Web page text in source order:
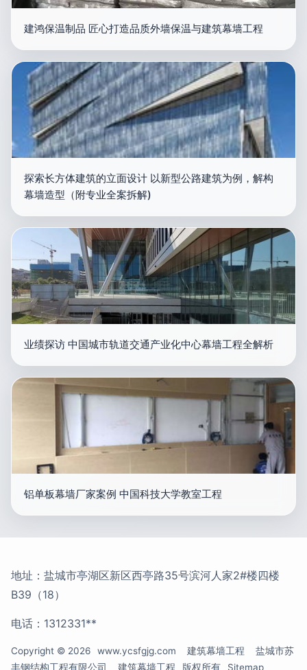
建鸿保温制品 匠心打造品质外墙保温与建筑幕墙工程
探索长方体建筑的立面设计 以新型公路建筑为例，解构
幕墙造型（附专业全案拆解)
业绩探访 中国城市轨道交通产业化中心幕墙工程全解析
铝单板幕墙厂家案例 中国科技大学教室工程
地址：盐城市亭湖区新区西亭路35号滨河人家2#楼四楼
B39（18）
电话：1312331**
Copyright © 2026 www.ycsfgjg.com 建筑幕墙工程
盐城市苏
丰钢结构工程有限公司
建筑幕墙工程 版权所有 Sitemap